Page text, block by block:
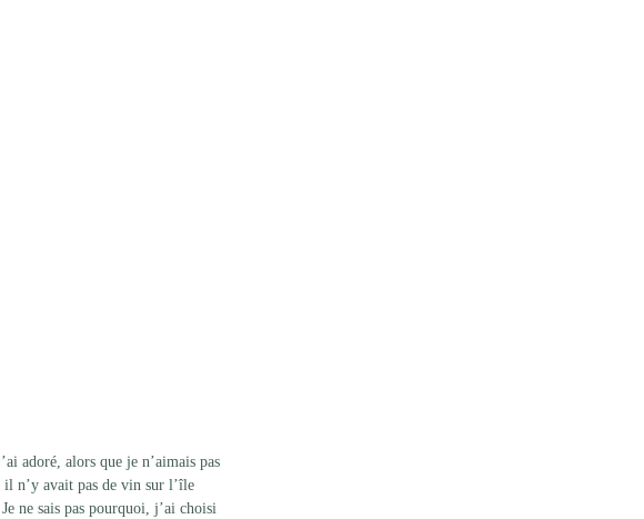
adoré, alors que je n’aimais pas
il n’y avait pas de vin sur l’île
ne sais pas pourquoi, j’ai choisi